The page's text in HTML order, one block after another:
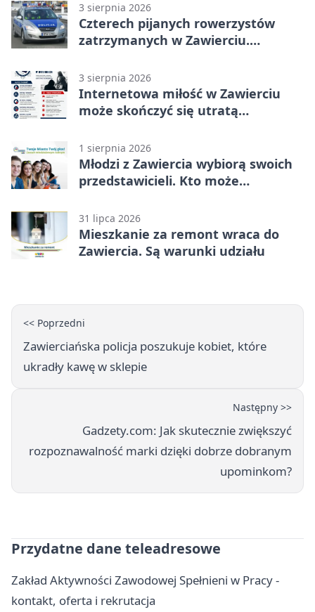
3 sierpnia 2026
Czterech pijanych rowerzystów
zatrzymanych w Zawierciu.
3 sierpnia 2026
Internetowa miłość w Zawierciu
może skończyć się utratą
1 sierpnia 2026
Młodzi z Zawiercia wybiorą swoich
przedstawicieli. Kto może
31 lipca 2026
Mieszkanie za remont wraca do
Zawiercia. Są warunki udziału
<< Poprzedni
Zawierciańska policja poszukuje kobiet, które
ukradły kawę w sklepie
Następny >>
Gadzety.com: Jak skutecznie zwiększyć
rozpoznawalność marki dzięki dobrze dobranym
upominkom?
Przydatne dane teleadresowe
Zakład Aktywności Zawodowej Spełnieni w Pracy -
kontakt, oferta i rekrutacja